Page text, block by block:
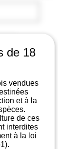
de 18
vendues
et à la
de ces
interdites
à la loi